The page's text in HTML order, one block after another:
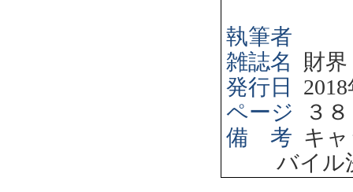
執筆者
雑誌名
財界
発行日
2018
ページ
３
備 考 キ
バイル